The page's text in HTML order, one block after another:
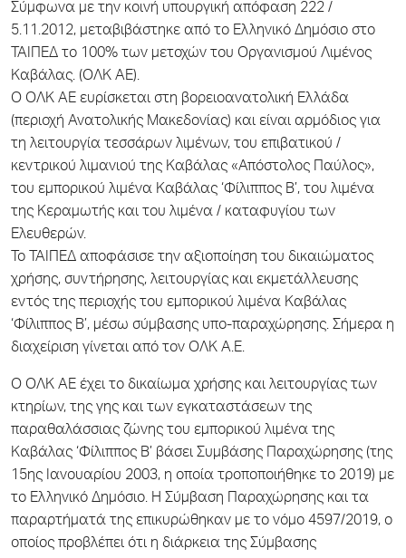
Σύμφωνα με την κοινή υπουργική απόφαση 222 /
5.11.2012, μεταβιβάστηκε από το Ελληνικό Δημόσιο στο
ΤΑΙΠΕΔ το 100% των μετοχών του Οργανισμού Λιμένος
Καβάλας. (ΟΛΚ ΑΕ).
O ΟΛΚ ΑΕ ευρίσκεται στη βορειοανατολική Ελλάδα
(περιοχή Ανατολικής Μακεδονίας) και είναι αρμόδιος για
τη λειτουργία τεσσάρων λιμένων, του επιβατικού /
κεντρικού λιμανιού της Καβάλας «Απόστολος Παύλος»,
του εμπορικού λιμένα Καβάλας ‘Φίλιππος Β’, του λιμένα
της Κεραμωτής και του λιμένα / καταφυγίου των
Ελευθερών.
Το ΤΑΙΠΕΔ αποφάσισε την αξιοποίηση του δικαιώματος
χρήσης, συντήρησης, λειτουργίας και εκμετάλλευσης
εντός της περιοχής του εμπορικού λιμένα Καβάλας
‘Φίλιππος Β’, μέσω σύμβασης υπο-παραχώρησης. Σήμερα η
διαχείριση γίνεται από τον ΟΛΚ Α.Ε.
Ο ΟΛΚ ΑΕ έχει το δικαίωμα χρήσης και λειτουργίας των
κτηρίων, της γης και των εγκαταστάσεων της
παραθαλάσσιας ζώνης του εμπορικού λιμένα της
Καβάλας ‘Φίλιππος Β’ βάσει Συμβάσης Παραχώρησης (της
15ης Ιανουαρίου 2003, η οποία τροποποιήθηκε το 2019) με
το Ελληνικό Δημόσιο. Η Σύμβαση Παραχώρησης και τα
παραρτήματά της επικυρώθηκαν με το νόμο 4597/2019, ο
οποίος προβλέπει ότι η διάρκεια της Σύμβασης